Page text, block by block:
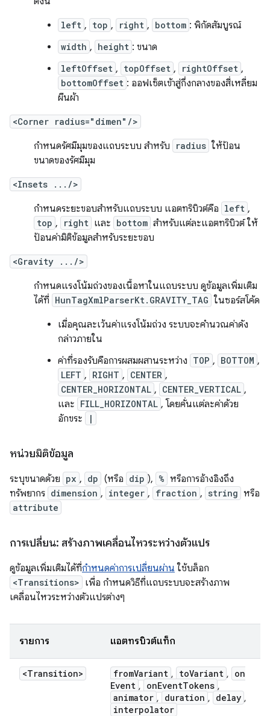
left , top , right , bottom : พิกัดสัมบูรณ์
width , height : ขนาด
leftOffset , topOffset , rightOffset ,
bottomOffset : ออฟเซ็ตเข้าสู่กึ่งกลางของสี่เหลี่ยม
ผืนผ้า
<Corner radius="dimen"/>
กำหนดรัศมีมุมของแถบระบบ สำหรับ radius ให้ป้อน
ขนาดของรัศมีมุม
<Insets .../>
กำหนดระยะขอบสำหรับแถบระบบ แอตทริบิวต์คือ left ,
top , right และ bottom สำหรับแต่ละแอตทริบิวต์ ให้
ป้อนค่ามิติข้อมูลสำหรับระยะขอบ
<Gravity .../>
กำหนดแรงโน้มถ่วงของเนื้อหาในแถบระบบ ดูข้อมูลเพิ่มเติม
ได้ที่ HunTagXmlParserKt.GRAVITY_TAG ในซอร์สโค้ด
เมื่อคุณละเว้นค่าแรงโน้มถ่วง ระบบจะคำนวณค่าดัง
กล่าวภายใน
ค่าที่รองรับคือการผสมผสานระหว่าง TOP , BOTTOM ,
LEFT , RIGHT , CENTER ,
CENTER_HORIZONTAL , CENTER_VERTICAL ,
และ FILL_HORIZONTAL , โดยคั่นแต่ละค่าด้วย
อักขระ
|
หน่วยมิติข้อมูล
ระบุขนาดด้วย px , dp (หรือ dip ), % หรือการอ้างอิงถึง
ทรัพยากร dimension , integer , fraction , string หรือ
attribute
การเปลี่ยน: สร้างภาพเคลื่อนไหวระหว่างตัวแปร
ดูข้อมูลเพิ่มเติมได้ที่กำหนดค่าการเปลี่ยนผ่าน ใช้บล็อก
<Transitions> เพื่อ กำหนดวิธีที่แถบระบบจะสร้างภาพ
เคลื่อนไหวระหว่างตัวแปรต่างๆ
รายการ แอตทริบิวต์แท็ก
<Transition> fromVariant , toVariant ,
on
Event , onEventTokens ,
animator , duration , delay ,
interpolator